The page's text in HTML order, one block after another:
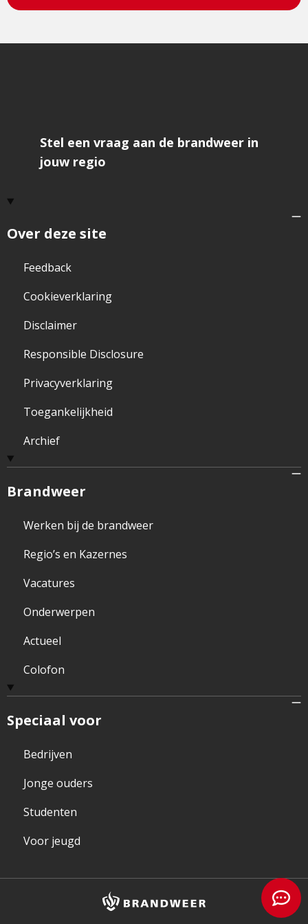
Over deze site
Feedback
Cookieverklaring
Disclaimer
Responsible Disclosure
Privacyverklaring
Toegankelijkheid
Archief
Brandweer
Werken bij de brandweer
Regio’s en Kazernes
Vacatures
Onderwerpen
Actueel
Colofon
Speciaal voor
Bedrijven
Jonge ouders
Studenten
Voor jeugd
Stel een vraag aan de brandweer in
jouw regio
Brandweer